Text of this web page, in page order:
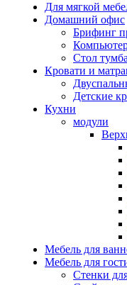
Для мягкой
Домашний офис
Брифинг
Стол тумба
Кровати и
Детские
Кухни
модули
Мебель для
Мебель для
Стенки